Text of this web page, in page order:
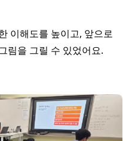
이해도를 높이고, 앞으로
림을 그릴 수 있었어요.